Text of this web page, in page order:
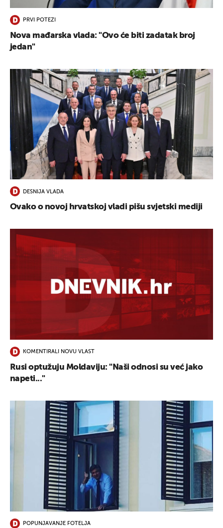
PRVI POTEZI
Nova mađarska vlada: "Ovo će biti zadatak broj
jedan"
DESNIJA VLADA
Ovako o novoj hrvatskoj vladi pišu svjetski mediji
KOMENTIRALI NOVU VLAST
Rusi optužuju Moldaviju: "Naši odnosi su već jako
napeti..."
POPUNJAVANJE FOTELJA